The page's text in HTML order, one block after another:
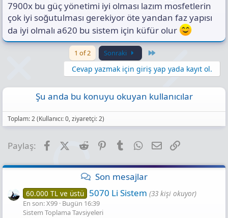
7900x bu güç yönetimi iyi olması lazım mosfetlerin
çok iyi soğutulması gerekiyor öte yandan faz yapısı
da iyi olmalı a620 bu sistem için küfür olur
1 of 2 Sonraki
Cevap yazmak için giriş yap yada kayıt ol.
Şu anda bu konuyu okuyan kullanıcılar
Toplam: 2 (Kullanıcı: 0, ziyaretçi: 2)
Paylaş: FacebookX (Twitter)
Reddit PinterestTumblr WhatsApp
E-posta
Son mesajlar
60.000 TL ve üstü 5070 Li Sistem (33 kişi okuyor)
En son: X99 Bugün 16:39
Sistem Toplama Tavsiyeleri